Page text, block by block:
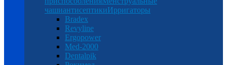
чашиантисептикиИрригаторы
Bradex
Revyline
Ergopower
Med-2000
Dentalpik